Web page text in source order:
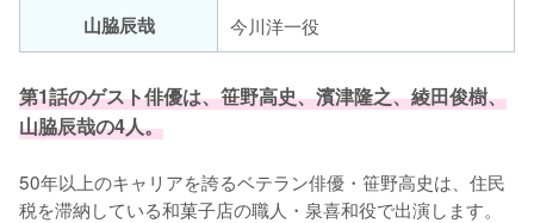
山脇辰哉
今川洋一役
第1話のゲスト俳優は、笹野高史、濱津隆之、綾田俊樹、
山脇辰哉の4人。
50年以上のキャリアを誇るベテラン俳優・笹野高史は、住民
税を滞納している和菓子店の職人・泉喜和役で出演します。